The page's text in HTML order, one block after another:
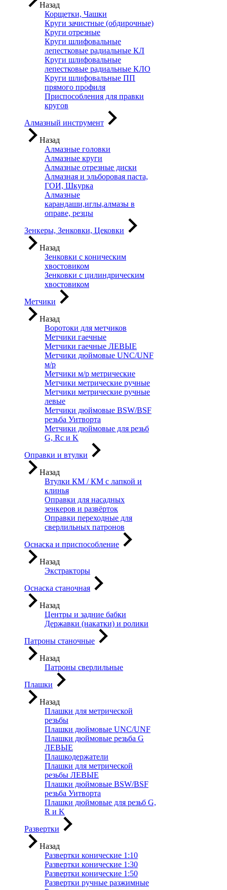
Назад
Корщетки, Чашки
Круги зачистные (обдирочные)
Круги отрезные
Круги шлифовальные
лепестковые радиальные КЛ
Круги шлифовальные
лепестковые радиальные КЛО
Круги шлифовальные ПП
прямого профиля
Приспособления для правки
кругов
Алмазный инструмент
Назад
Алмазные головки
Алмазные круги
Алмазные отрезные диски
Алмазная и эльборовая паста,
ГОИ, Шкурка
Алмазные
карандаши,иглы,алмазы в
оправе, резцы
Зенкеры, Зенковки, Цековки
Назад
Зенковки с коническим
хвостовиком
Зенковки с цилиндрическим
хвостовиком
Метчики
Назад
Воротоки для метчиков
Метчики гаечные
Метчики гаечные ЛЕВЫЕ
Метчики дюймовые UNC/UNF
м/р
Метчики м/р метрические
Метчики метрические ручные
Метчики метрические ручные
левые
Метчики дюймовые BSW/BSF
резьба Уитворта
Метчики дюймовые для резьб
G, Rc и K
Оправки и втулки
Назад
Втулки КМ / КМ с лапкой и
клинья
Оправки для насадных
зенкеров и развёрток
Оправки переходные для
сверлильных патронов
Оснаска и приспособление
Назад
Экстракторы
Оснаска станочная
Назад
Центры и задние бабки
Державки (накатки) и ролики
Патроны станочные
Назад
Патроны сверлильные
Плашки
Назад
Плашки для метрической
резьбы
Плашки дюймовые UNC/UNF
Плашки дюймовые резьба G
ЛЕВЫЕ
Плашкодержатели
Плашки для метрической
резьбы ЛЕВЫЕ
Плашки дюймовые BSW/BSF
резьба Уитворта
Плашки дюймовые для резьб G,
R и K
Развертки
Назад
Развертки конические 1:10
Развертки конические 1:30
Развертки конические 1:50
Развертки ручные разжимные